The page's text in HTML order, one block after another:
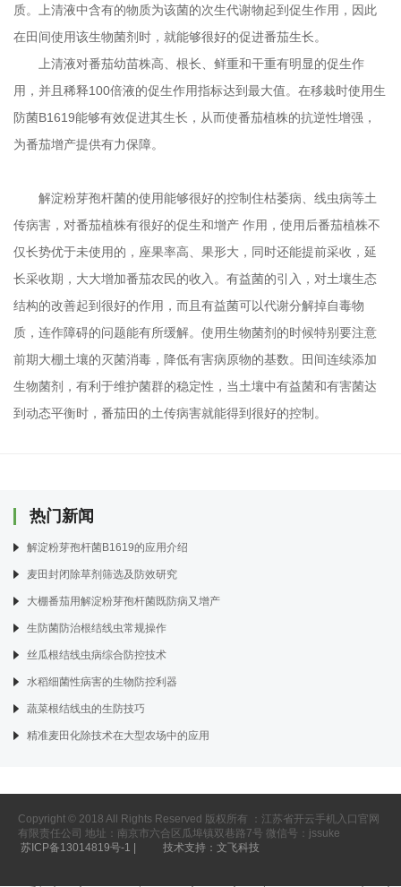
质。上清液中含有的物质为该菌的次生代谢物起到促生作用，因此
在田间使用该生物菌剂时，就能够很好的促进番茄生长。
上清液对番茄幼苗株高、根长、鲜重和干重有明显的促生作
用，并且稀释100倍液的促生作用指标达到最大值。在移栽时使用生
防菌B1619能够有效促进其生长，从而使番茄植株的抗逆性增强，
为番茄增产提供有力保障。
解淀粉芽孢杆菌的使用能够很好的控制住枯萎病、线虫病等土
传病害，对番茄植株有很好的促生和增产 作用，使用后番茄植株不
仅长势优于未使用的，座果率高、果形大，同时还能提前采收，延
长采收期，大大增加番茄农民的收入。有益菌的引入，对土壤生态
结构的改善起到很好的作用，而且有益菌可以代谢分解掉自毒物
质，连作障碍的问题能有所缓解。使用生物菌剂的时候特别要注意
前期大棚土壤的灭菌消毒，降低有害病原物的基数。田间连续添加
生物菌剂，有利于维护菌群的稳定性，当土壤中有益菌和有害菌达
到动态平衡时，番茄田的土传病害就能得到很好的控制。
热门新闻
解淀粉芽孢杆菌B1619的应用介绍
麦田封闭除草剂筛选及防效研究
大棚番茄用解淀粉芽孢杆菌既防病又增产
生防菌防治根结线虫常规操作
丝瓜根结线虫病综合防控技术
水稻细菌性病害的生物防控利器
蔬菜根结线虫的生防技巧
精准麦田化除技术在大型农场中的应用
Copyright © 2018 All Rights Reserved 版权所有 ：江苏省开云手机入口官网
有限责任公司 地址：南京市六合区瓜埠镇双巷路7号 微信号：jssuke
苏ICP备13014819号-1 |
技术支持：文飞科技